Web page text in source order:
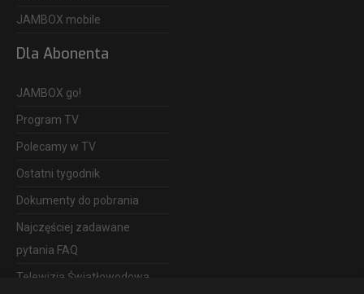
JAMBOX mobile
Dla Abonenta
JAMBOX go!
Program TV
Polecamy w TV
Ostatni tygodnik
Dokumenty do pobrania
Najczęściej zadawane
pytania FAQ
Telewizja Światłowodowa